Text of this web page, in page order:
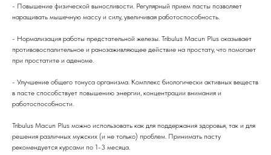
- Повышение физической выносливости. Регулярный прием пасты позволяет
наращивать мышечную массу и силу, увеличивая работоспособность.
- Нормализация работы предстательной железы. Tribulus Macun Plus оказывает
противовоспалительное и ранозаживляющее действие на простату, что помогает
при простатите и аденоме.
- Улучшение общего тонуса организма. Комплекс биологически активных веществ
в пасте способствует повышению энергии, концентрации внимания и
работоспособности.
Tribulus Macun Plus можно использовать как для поддержания здоровья, так и для
решения различных мужских (и не только) проблем. Принимать пасту
рекомендуется курсами по 1-3 месяца.